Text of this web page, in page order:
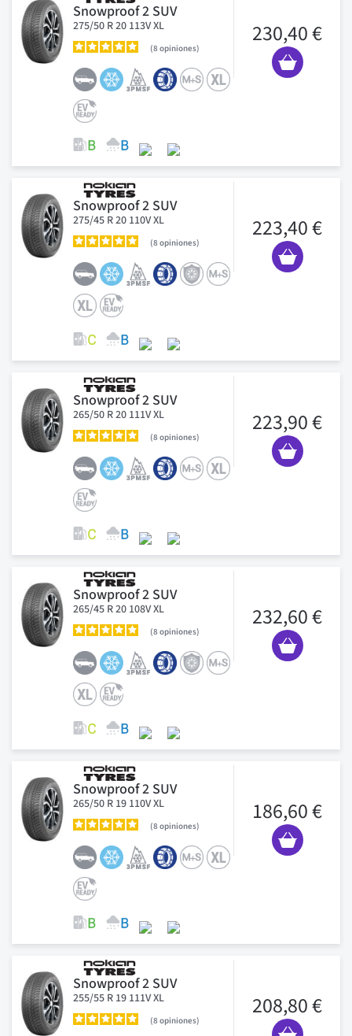
Snowproof 2 SUV
275/50 R 20 113V XL
8 opiniones
230,40 €
Snowproof 2 SUV
275/45 R 20 110V XL
8 opiniones
223,40 €
Snowproof 2 SUV
265/50 R 20 111V XL
8 opiniones
223,90 €
Snowproof 2 SUV
265/45 R 20 108V XL
8 opiniones
232,60 €
Snowproof 2 SUV
265/50 R 19 110V XL
8 opiniones
186,60 €
Snowproof 2 SUV
255/55 R 19 111V XL
8 opiniones
208,80 €